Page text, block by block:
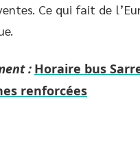
Ce qui fait de
: Horaire bus
renforcées